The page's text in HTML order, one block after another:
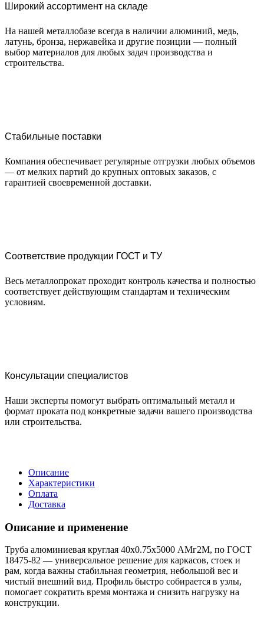
Широкий ассортимент на складе
На нашей металлобазе всегда в наличии алюминий, медь,
латунь, бронза, нержавейка и другие позиции — полный
выбор материалов для любых задач производства и
строительства.
Стабильные поставки
Компания обеспечивает регулярные отгрузки любых объемов
— от мелких партий до крупных оптовых заказов, с
гарантией своевременной доставки.
Соответствие продукции ГОСТ и ТУ
Весь металлопрокат проходит контроль качества и полностью
соответствует действующим стандартам и техническим
условиям.
Консультации специалистов
Наши эксперты помогут выбрать оптимальный металл и
формат проката под конкретные задачи вашего производства
или строительства.
Описание
Характеристики
Оплата
Доставка
Описание и применение
Труба алюминиевая круглая 40х0.75х5000 АМг2М, по ГОСТ
18475-82 — универсальное решение для каркасов, стоек и
рам, когда важны стабильная геометрия, небольшой вес и
чистый внешний вид. Профиль быстро собирается в узлы,
помогает сократить время монтажа и снизить нагрузку на
конструкции.